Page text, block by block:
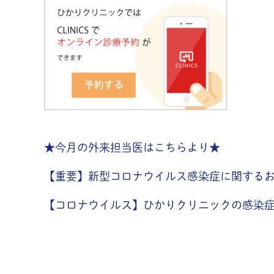
★今月の外来担当医はこちらより★
【重要】新型コロナウイルス感染症に関する
【コロナウイルス】ひかりクリニックの感染